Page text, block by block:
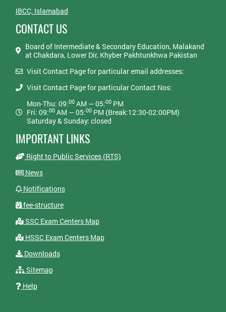
IBCC, Islamabad
CONTACT US
Board of Intermediate & Secondary Education, Malakand
at Chakdara, Lower Dir, Khyber Pakhtunkhwa Pakistan
Visit Contact Page for particular email addresses:
Visit Contact Page for particular Contact Nos:
Mon-Thu: 09:00AM — 05:00PM
Fri: 09:00AM — 05:00PM (Break:12:30-02:00PM)
Saturday & Sunday: closed
IMPORTANT LINKS
Right to Public Services (RTS)
News
Notifications
fee-structure
SSC Exam Centers Map
HSSC Exam Centers Map
Downloads
Sitemap
Help